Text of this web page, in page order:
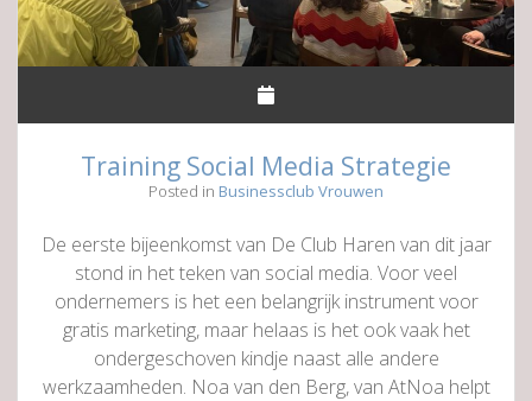
Training Social Media Strategie
Posted in Businessclub Vrouwen
De eerste bijeenkomst van De Club Haren van dit jaar
stond in het teken van social media. Voor veel
ondernemers is het een belangrijk instrument voor
gratis marketing, maar helaas is het ook vaak het
ondergeschoven kindje naast alle andere
werkzaamheden. Noa van den Berg, van AtNoa helpt